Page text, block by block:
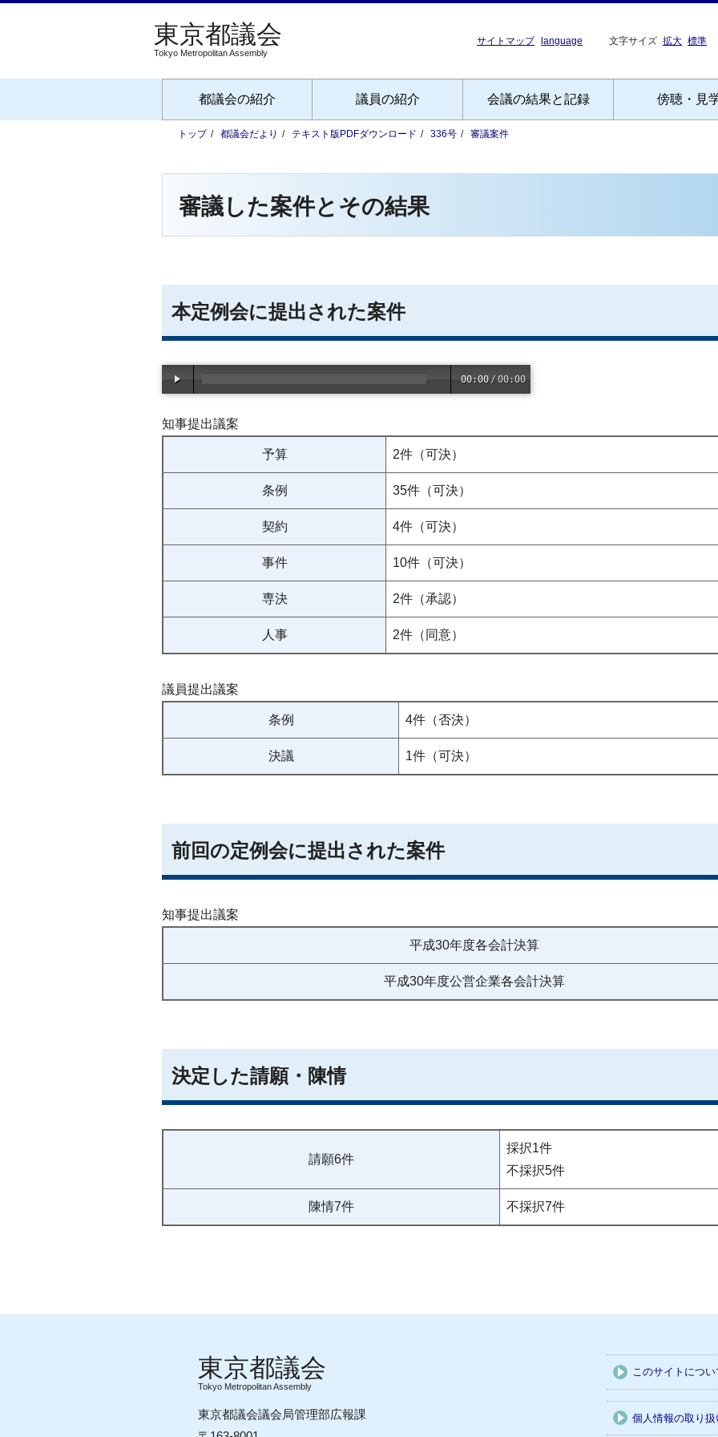
Tokyo Metropolitan Assembly
サイトマップ language 文字サイズ 拡大 標準
都議会の紹介 議員の紹介 会議の結果と記録 傍聴・見
トップ 都議会だより テキスト版PDFダウンロード 336号 審議案件
審議した案件とその結果
本定例会に提出された案件
00:00 /00:00
知事提出議案
予算 2件（可決）
条例 35件（可決）
契約 4件（可決）
事件 10件（可決）
専決 2件（承認）
人事 2件（同意）
議員提出議案
条例 4件（否決）
決議 1件（可決）
前回の定例会に提出された案件
知事提出議案
平成30年度各会計決算
平成30年度公営企業各会計決算
決定した請願・陳情
請願6件
採択1件
不採択5件
陳情7件 不採択7件
このサイトについ
個人情報の取り扱
Tokyo Metropolitan Assembly
東京都議会議会局管理部広報課